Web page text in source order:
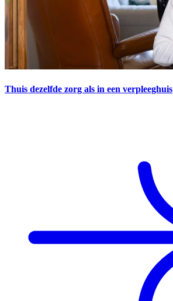
Thuis dezelfde zorg als in een verpleeghuis